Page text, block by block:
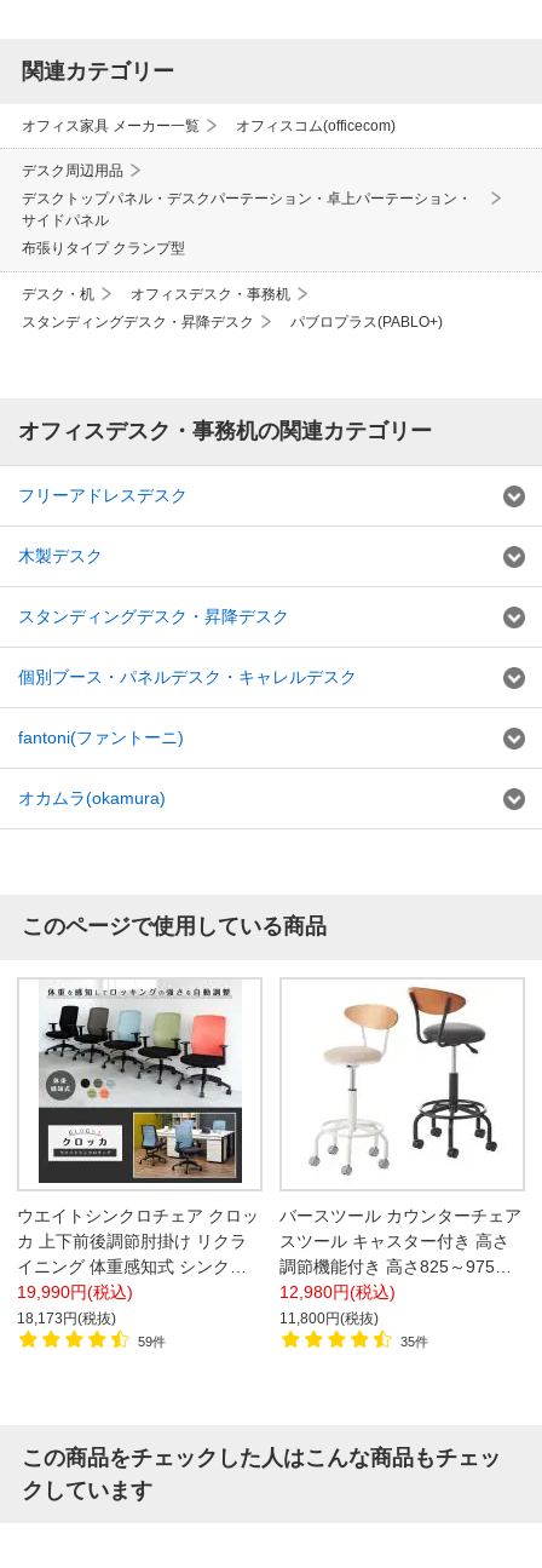
関連カテゴリー
オフィス家具 メーカー一覧 オフィスコム(officecom)
デスク周辺用品
デスクトップパネル・デスクパーテーション・卓上パーテーション・
サイドパネル
布張りタイプ クランプ型
デスク・机
オフィスデスク・事務机
スタンディングデスク・昇降デスク
パブロプラス(PABLO+)
オフィスデスク・事務机の関連カテゴリー
フリーアドレスデスク
木製デスク
スタンディングデスク・昇降デスク
個別ブース・パネルデスク・キャレルデスク
fantoni(ファントーニ)
オカムラ(okamura)
このページで使用している商品
ウエイトシンクロチェア クロッ
カ 上下前後調節肘掛け リクラ
イニング 体重感知式 シンクロ
ロッキング オフィスチェア
19,990円(税込)
18,173円(税抜)
59件
バースツール カウンターチェア
スツール キャスター付き 高さ
調節機能付き 高さ825～975mm
おしゃれ 丸椅子 スツール 木製
バーチェア【ブラック座面・ベ
ージュ座面】
12,980円(税込)
11,800円(税抜)
35件
この商品をチェックした人はこんな商品もチェッ
クしています